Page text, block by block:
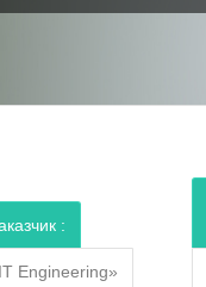
:
Engineering»